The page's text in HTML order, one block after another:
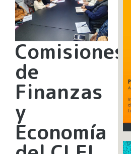
Comisiones
de
Finanzas
y
Economía